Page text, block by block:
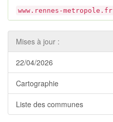
www.rennes-metropole.fr
Mises à jour :
22/04/2026
Cartographie
Liste des communes